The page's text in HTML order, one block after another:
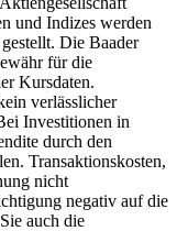
und Indizes werden
Die Baader
für die
Kursdaten.
verlässlicher
Investitionen in
durch den
Transaktionskosten,
nicht
negativ auf die
auch die